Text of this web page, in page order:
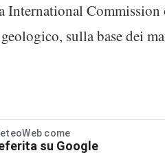
Commission
sulla base dei
come
su Google